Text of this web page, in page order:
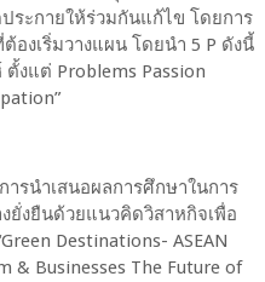
ะกายให้ร่วมกันแก้ไข โดยการ
องเริ่มวางแผน โดยนำ 5 P ดังนี้
ตั้งแต่ Problems Passion
รนำเสนอผลการศึกษาในการ
ยั่งยืนด้วยแนวคิดวิสาหกิจเพื่อ
Destinations- ASEAN
& Businesses The Future of